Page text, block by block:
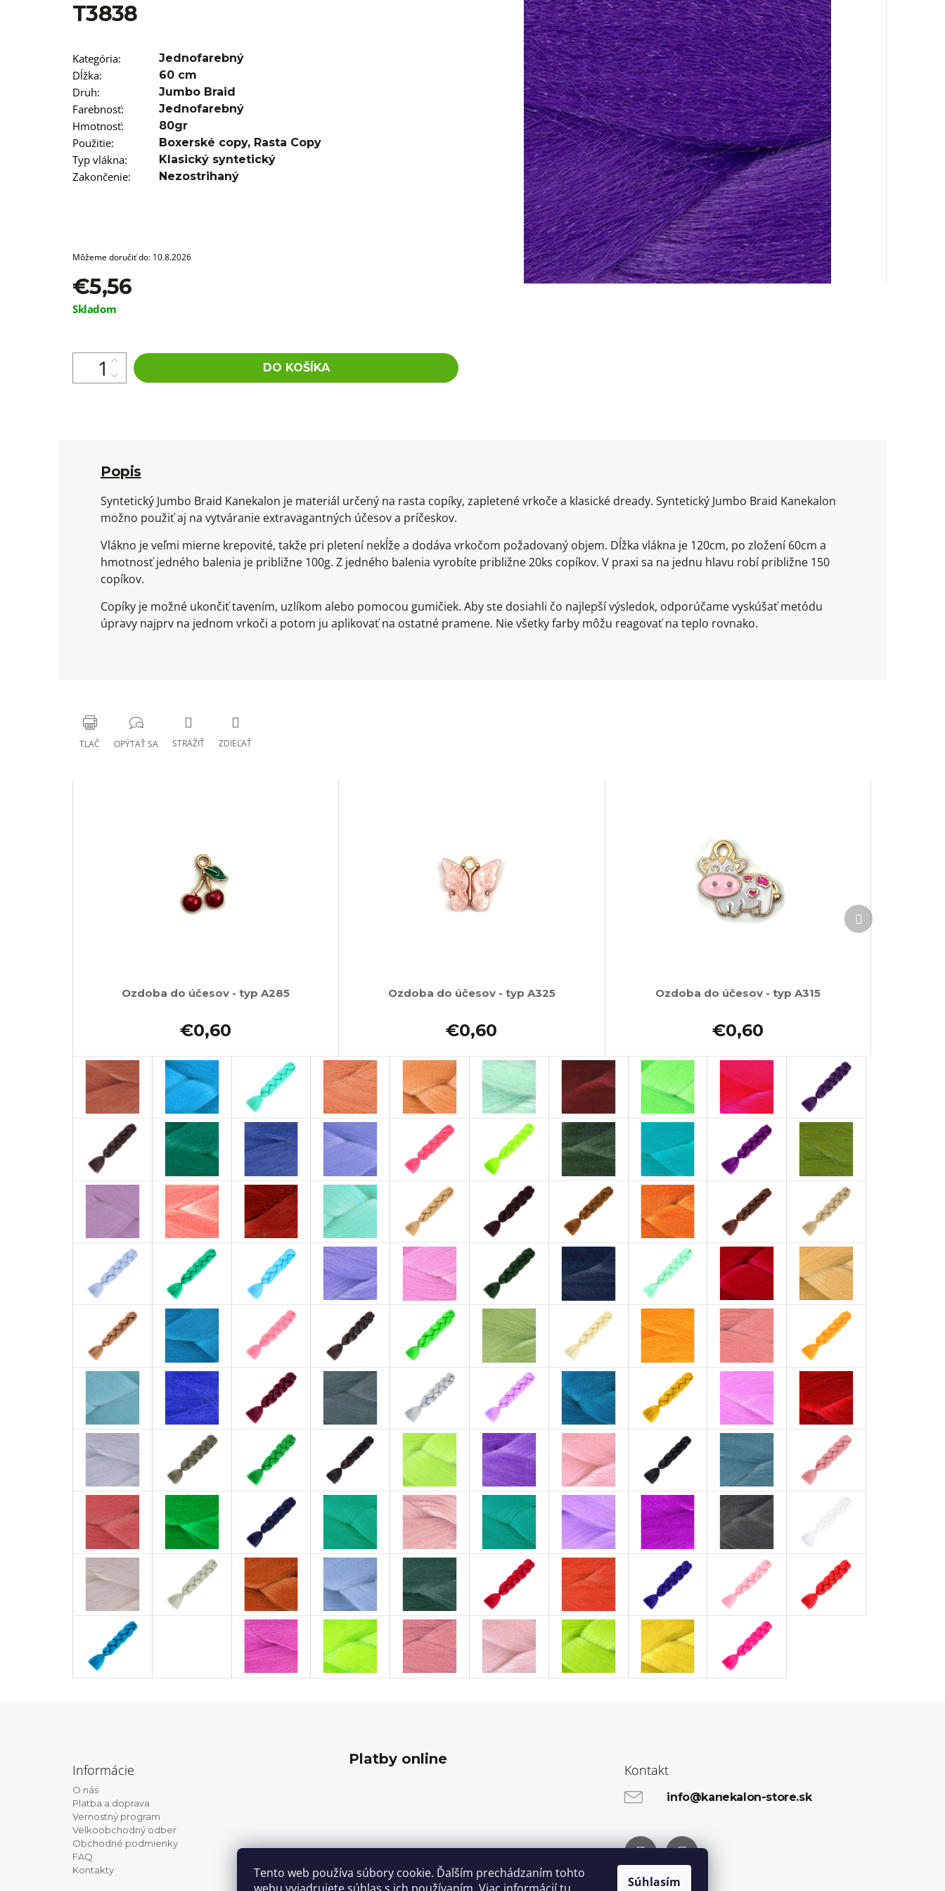
Tento web používa súbory cookie. Ďalším prechádzaním tohto
Súhlasím
T3838
Kategória: Jednofarebný
Dĺžka: 60 cm
Druh: Jumbo Braid
Farebnosť: Jednofarebný
Hmotnosť: 80gr
Použitie: Boxerské copy, Rasta Copy
Typ vlákna: Klasický syntetický
Zakončenie: Nezostrihaný
Môžeme doručiť do: 10.8.2026
€5,56
Jednotková
Skladom
DO KOŠÍKA
Popis
Syntetický Jumbo Braid Kanekalon je materiál určený na rasta copíky, zapletené vrkoče a klasické dready. Syntetický Jumbo Braid Kanekalon
možno použiť aj na vytváranie extravagantných účesov a príčeskov.
Vlákno je veľmi mierne krepovité, takže pri pletení nekĺže a dodáva vrkočom požadovaný objem. Dĺžka vlákna je 120cm, po zložení 60cm a
hmotnosť jedného balenia je približne 100g. Z jedného balenia vyrobíte približne 20ks copíkov. V praxi sa na jednu hlavu robí približne 150
copíkov.
Copíky je možné ukončiť tavením, uzlíkom alebo pomocou gumičiek. Aby ste dosiahli čo najlepší výsledok, odporúčame vyskúšať metódu
úpravy najprv na jednom vrkoči a potom ju aplikovať na ostatné pramene. Nie všetky farby môžu reagovať na teplo rovnako.
TLAČ OPÝTAŤ SA STRÁŽIŤ ZDIEĽAŤ
Ozdoba do účesov - typ A285
€0,60
Ozdoba do účesov - typ A325
€0,60
Ozdoba do účesov - typ A315
€0,60
Ďalší
produkt
€11,96
€4,20
Pôvodne:€6
Informácie
O nás
Platba a doprava
Vernostný program
Velkoobchodný odber
Obchodné podmienky
FAQ
Kontakty
Platby online
Kontakt
info@kanekalon-store.sk
Facebook